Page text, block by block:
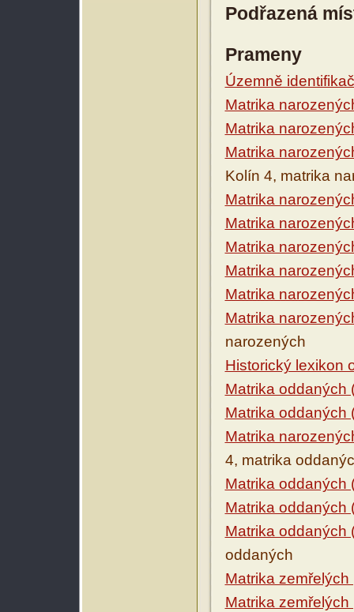
Podřazená
Prameny
Územně
Matrika
Matrika
Matrika
Kolín 4, matrika
Matrika
Matrika
Matrika
Matrika
Matrika
Matrika
narozených
Historický lexikon
Matrika oddaných
Matrika oddaných
Matrika
4, matrika
Matrika oddaných
Matrika oddaných
Matrika oddaných
oddaných
Matrika
Matrika